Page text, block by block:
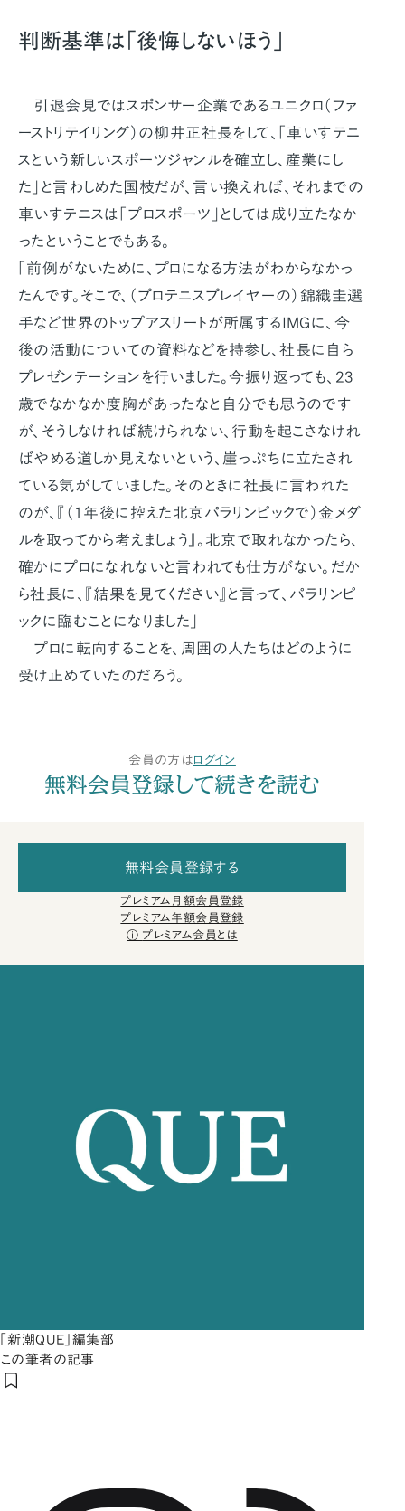
判断基準は「後悔しないほう」
引退会見ではスポンサー企業であるユニクロ（ファ
ーストリテイリング）の柳井正社長をして、「車いすテニ
スという新しいスポーツジャンルを確立し、産業にし
た」と言わしめた国枝だが、言い換えれば、それまでの
車いすテニスは「プロスポーツ」としては成り立たなか
ったということでもある。
「前例がないために、プロになる方法がわからなかっ
たんです。そこで、（プロテニスプレイヤーの）錦織圭選
手など世界のトップアスリートが所属するIMGに、今
後の活動についての資料などを持参し、社長に自ら
プレゼンテーションを行いました。今振り返っても、23
歳でなかなか度胸があったなと自分でも思うのです
が、そうしなければ続けられない、行動を起こさなけれ
ばやめる道しか見えないという、崖っぷちに立たされ
ている気がしていました。そのときに社長に言われた
のが、『（1年後に控えた北京パラリンピックで）金メダ
ルを取ってから考えましょう』。北京で取れなかったら、
確かにプロになれないと言われても仕方がない。だか
ら社長に、『結果を見てください』と言って、パラリンピ
ックに臨むことになりました」
プロに転向することを、周囲の人たちはどのように
受け止めていたのだろう。
会員の方はログイン
無料会員登録して続きを読む
無料会員登録する
プレミアム月額会員登録
プレミアム年額会員登録
プレミアム会員とは
「新潮QUE」編集部
この筆者の記事